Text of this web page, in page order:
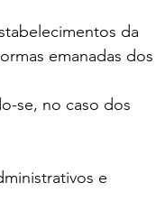
da
emanadas dos
se, no caso dos
e